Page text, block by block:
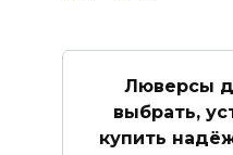
Люверсы
выбрать,
купить